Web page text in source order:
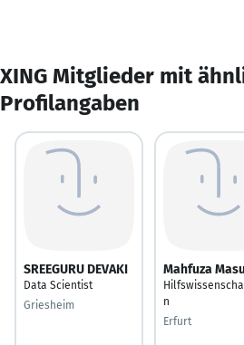
XING Mitglieder mit
Profilangaben
SREEGURU DEVAKI
Data Scientist
Griesheim
Mahfuza
n
Erfurt